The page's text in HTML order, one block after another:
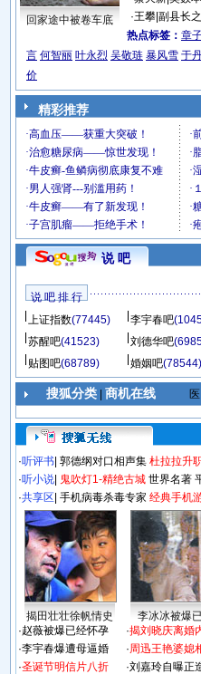
回家途中被卷车底
·王攀| 副县长
热点标签： 章
言 何智丽 叶永烈 吴敬琏 暴风雪 于
价
精彩推荐
说 吧
说 吧 排 行
上证指数(77445) 李宇春吧
苏醒吧(41523) 刘德华吧
贴图吧(68789) 婚姻吧(78544)
搜狐分类| 商机在线
·听评书 郭德纲对口相声集 杜拉拉升
·听小说 鬼吹灯1-精绝古城 世界名著
·共享区 手机病毒杀毒专家 经典手机
揭田壮壮徐帆情史 李冰冰被爆
·赵薇被爆已经怀孕
·李宇春爆遭母逼婚
·圣诞节明信片八折
·揭刘晓庆离婚
·周迅王艳婆媳
·刘嘉玲自曝正